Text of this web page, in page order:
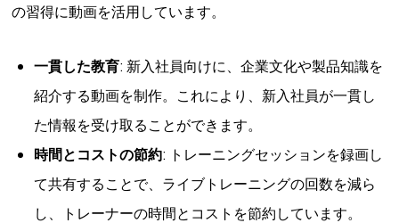
の習得に動画を活用しています。
一貫した教育: 新入社員向けに、企業文化や製品知識を
紹介する動画を制作。これにより、新入社員が一貫し
た情報を受け取ることができます。
時間とコストの節約: トレーニングセッションを録画し
て共有することで、ライブトレーニングの回数を減ら
し、トレーナーの時間とコストを節約しています。